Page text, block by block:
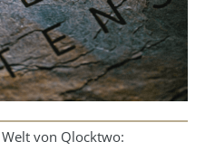
von Qlocktwo: